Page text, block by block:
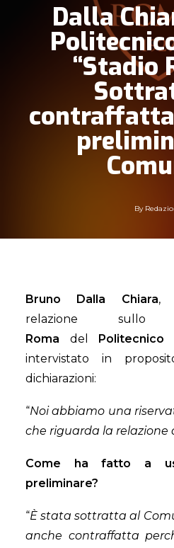
Dalla
“Stadio
By
Bruno Dalla Chiara,
relazione
Roma del
intervistato in
dichiarazioni:
“Noi abbiamo una
che riguarda la relazione
Come ha fatto a
preliminare?
“È stata sottratta al
anche contraffatta